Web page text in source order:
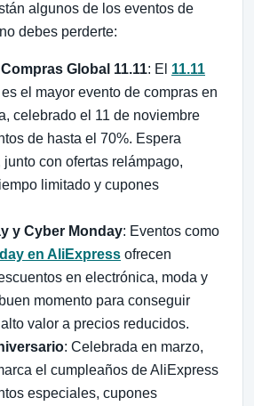
algunos de los eventos de
debes perderte:
Global 11.11: El 11.11
es el mayor evento de compras en
celebrado el 11 de noviembre
de hasta el 70%. Espera
junto con ofertas relámpago,
limitado y cupones
y Cyber Monday: Eventos como
en AliExpress ofrecen
en electrónica, moda y
momento para conseguir
valor a precios reducidos.
: Celebrada en marzo,
el cumpleaños de AliExpress
especiales, cupones